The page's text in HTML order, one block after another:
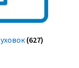
(627)